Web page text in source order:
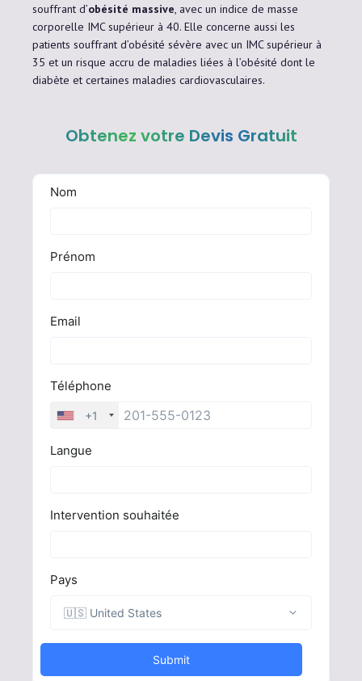
Vous avez droit à la chirurgie esthétique
souffrant d’obésité massive, avec un indice de masse
corporelle IMC supérieur à 40. Elle concerne aussi les
patients souffrant d’obésité sévère avec un IMC supérieur à
35 et un risque accru de maladies liées à l’obésité dont le
diabète et certaines maladies cardiovasculaires.
Obtenez votre Devis Gratuit